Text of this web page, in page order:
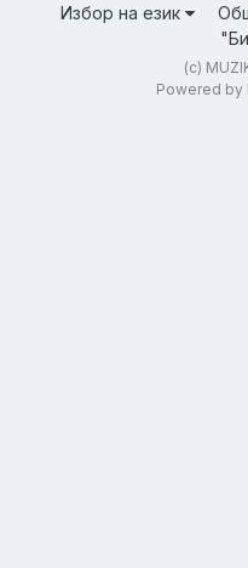
Избор на език
(c)
Powered by